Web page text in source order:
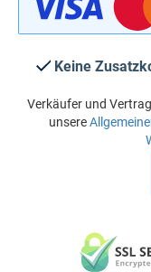
Keine
Verkäufer und
unsere